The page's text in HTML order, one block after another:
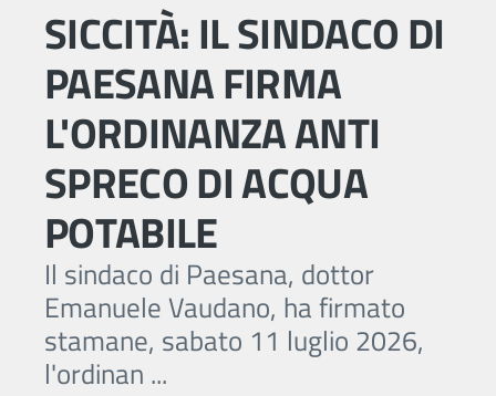
SICCITÀ: IL SINDACO DI
PAESANA FIRMA
L'ORDINANZA ANTI
SPRECO DI ACQUA
POTABILE
Il sindaco di Paesana, dottor
Emanuele Vaudano, ha firmato
stamane, sabato 11 luglio 2026,
l'ordinan ...